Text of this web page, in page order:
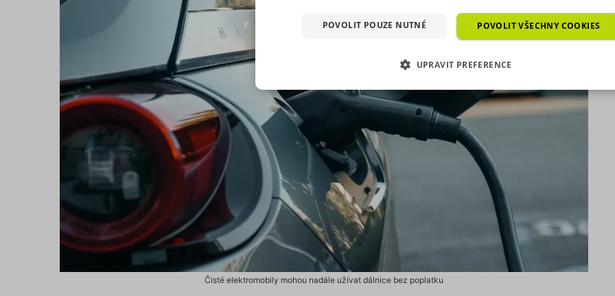
Čisté elektromobily mohou nadále užívat dálnice bez poplatku
soubory, nezařazené soubory) můžeme využívat pouze s Vaším
předchozím souhlasem, který můžete udělit zaškrtnutím políčka
Souhlas s použitím všech těchto typů cookies můžete udělit také
jednoduše jedním kliknutím na tlačítko „Povolit všechny
Pokud si nepřejete udělit souhlas s používáním žádného z
typů cookies, klikněte na tlačítko „Povolit pouze nutné cookies“, a
budeme využívat pouze tzv. nutné nebo funkční cookies, jejichž
použití je nezbytné pro chod této webové stránky. Nastavení
můžete kdykoliv upravit na podstránce "Změnit nastavení
zápatí našich internetových stránek. Další informace naleznete v
našich Zásadách ochrany osobních údajůaZásadách používání
souborů cookie.“
POVOLIT VŠECHNY COOKIES
POVOLIT POUZE NUTNÉ
UPRAVIT PREFERENCE
NEZBYTNĚ NUTNÉ SOUBORY VÝKONOVÉ SOUBORY
SOUBORY CÍLENÍ FUNKČNÍ SOUBORY
NEZAŘAZENÉ SOUBORY
Nezbytně nutné soubory Soubory cílení
Funkční
Nezbytně nutné soubory cookies zprostředkovávají základní funkčnost stránky, web bez nich
fungovat. Tyto cookies můžeme využívat i bez Vašeho souhlasu.